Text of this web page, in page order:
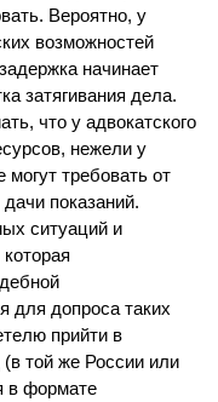
Вероятно, у
возможностей
начинает
затягивания дела.
что у адвокатского
нежели у
могут требовать от
показаний.
ситуаций и
для допроса таких
прийти в
той же России или
в формате